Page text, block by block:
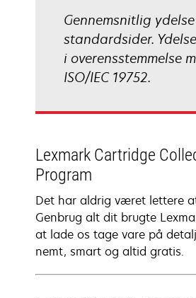
Gennemsnitlig
standardsider.
i overensstemmelse
ISO/IEC 19752.
Lexmark Cartridge
Program
Det har aldrig været lettere
Genbrug alt dit brugte
at lade os tage vare på
nemt, smart og altid gratis.